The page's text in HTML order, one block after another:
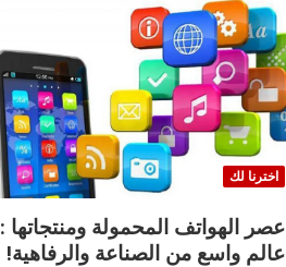
اخترنا لك
عصر الهواتف المحمولة ومنتجاتها :
عالم واسع من الصناعة والرفاهية!